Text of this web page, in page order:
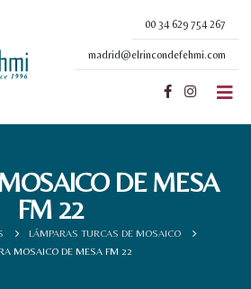
00 34 629 754 267
madrid@elrincondefehmi.com
DE MESA
FM 22
LÁMPARAS TURCAS DE MOSAICO
MOSAICO DE MESA FM 22